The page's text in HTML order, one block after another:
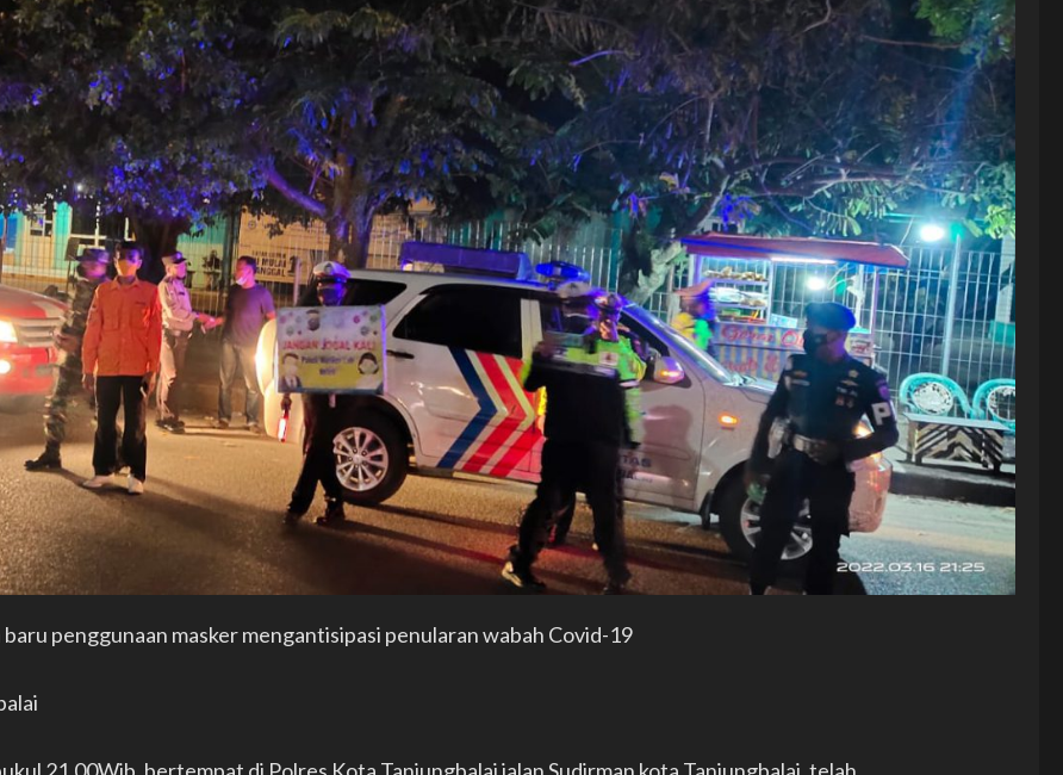
penggunaan masker mengantisipasi penularan wabah Covid-19
21.00Wib, bertempat di Polres Kota Tanjungbalai jalan Sudirman kota Tanjungbalai, telah